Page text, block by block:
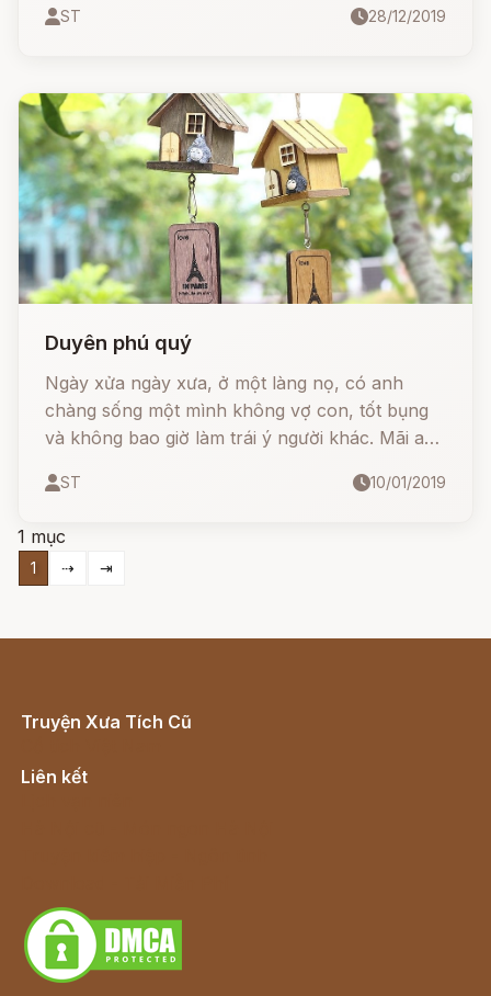
ST 28/12/2019
Duyên phú quý
Ngày xửa ngày xưa, ở một làng nọ, có anh
chàng sống một mình không vợ con, tốt bụng
và không bao giờ làm trái ý người khác. Mãi anh
có cuộc sống kham khổ qua ngày.
ST 10/01/2019
1 mục
1 ⇢ ⇥
Truyện Xưa Tích Cũ
Liên kết